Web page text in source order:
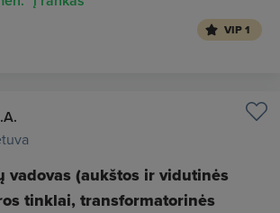
VIP 1
vadovas (aukštos ir vidutinės
tinklai, transformatorinės